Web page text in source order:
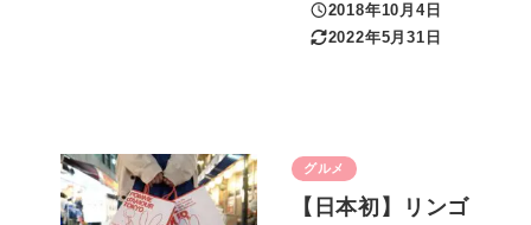
投稿日
2018年10月4日
更新日
2022年5月31日
グルメ
【日本初】リンゴ